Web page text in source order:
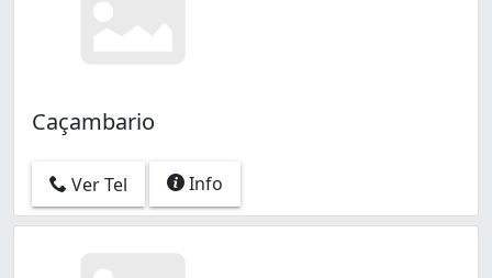
Caçambario
Ver Tel Info